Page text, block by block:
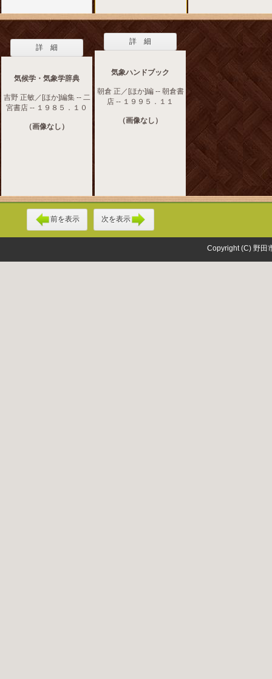
詳 細
気候学・気象学辞典
吉野 正敏／[ほか]編集 -- 二
宮書店 -- １９８５．１０
（画像なし）
詳 細
気象ハンドブック
朝倉 正／[ほか]編 -- 朝倉書
店 -- １９９５．１１
（画像なし）
前を表示 次を表示
Copyright (C) 野田